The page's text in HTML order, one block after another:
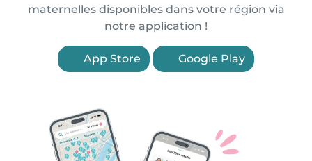
maternelles disponibles dans votre région via
notre application !
App Store Google Play